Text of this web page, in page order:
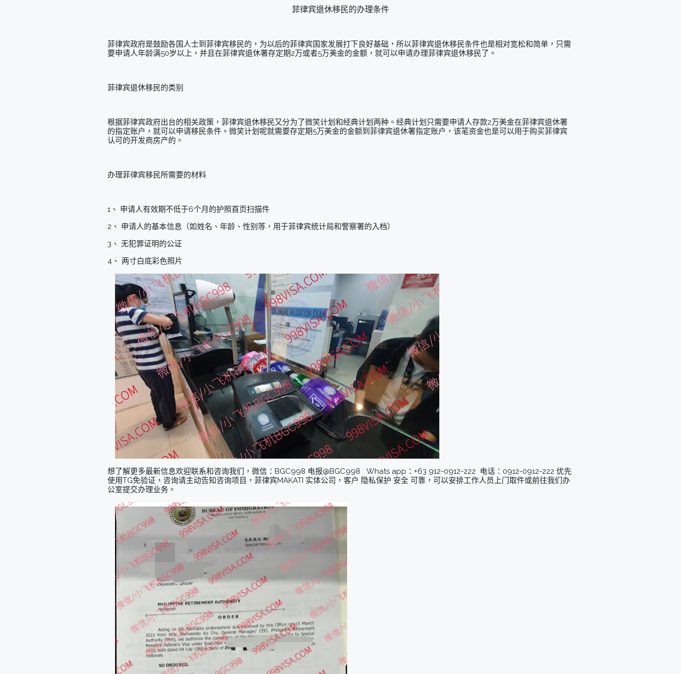
菲律宾退休移民的办理条件
菲律宾政府是鼓励各国人士到菲律宾移民的，为以后的菲律宾国家发展打下良好基础，所以菲律宾退休移民条件也是相对宽松和简单，只需
要申请人年龄满50岁以上，并且在菲律宾退休署存定期2万或者5万美金的金额，就可以申请办理菲律宾退休移民了。
菲律宾退休移民的类别
根据菲律宾政府出台的相关政策，菲律宾退休移民又分为了微笑计划和经典计划两种。经典计划只需要申请人存款2万美金在菲律宾退休署
的指定账户，就可以申请移民条件。微笑计划呢就需要存定期5万美金的金额到菲律宾退休署指定账户，该笔资金也是可以用于购买菲律宾
认可的开发商房产的。
办理菲律宾移民所需要的材料
1、 申请人有效期不低于6个月的护照首页扫描件
2、 申请人的基本信息（如姓名、年龄、性别等，用于菲律宾统计局和警察署的入档）
3、 无犯罪证明的公证
4、 两寸白底彩色照片
想了解更多最新信息欢迎联系和咨询我们，微信：BGC998 电报@BGC998 Whats app：+63 912-0912-222 电话：0912-0912-222 优先
使用TG免验证，咨询请主动告知咨询项目，菲律宾MAKATI 实体公司，客户 隐私保护 安全 可靠，可以安排工作人员上门取件或前往我们办
公室提交办理业务。